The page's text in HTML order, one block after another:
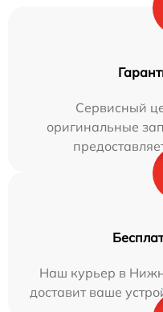
Сервисный
оригинальные
Наш курьер в
доставит ваше